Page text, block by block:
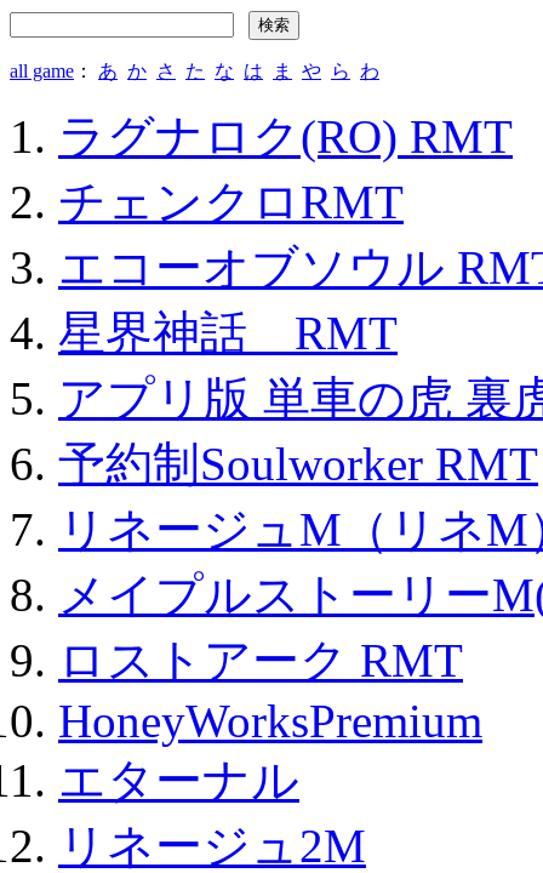
all game ： あ か さ た な は ま や ら わ
ラグナロク(RO) RMT
チェンクロRMT
エコーオブソウル
星界神話 RMT
アプリ版 単車の虎 裏
予約制Soulworker RMT
リネージュM（リネM
メイプルストーリー
ロストアーク RMT
HoneyWorksPremium
エターナル
リネージュ2M